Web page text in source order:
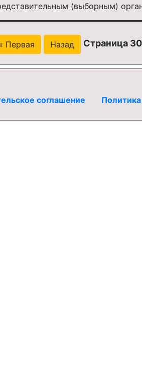
(выборным)
Первая Назад Страница
соглашение